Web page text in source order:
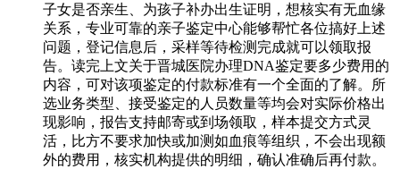
子女是否亲生、为孩子补办出生证明，想核实有无血缘
关系，专业可靠的亲子鉴定中心能够帮忙各位搞好上述
问题，登记信息后，采样等待检测完成就可以领取报
告。读完上文关于晋城医院办理DNA鉴定要多少费用的
内容，可对该项鉴定的付款标准有一个全面的了解。所
选业务类型、接受鉴定的人员数量等均会对实际价格出
现影响，报告支持邮寄或到场领取，样本提交方式灵
活，比方不要求加快或加测如血痕等组织，不会出现额
外的费用，核实机构提供的明细，确认准确后再付款。